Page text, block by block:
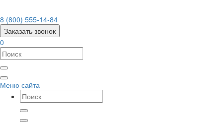
8 (800) 555-14-84
Заказать звонок
0
Меню сайта